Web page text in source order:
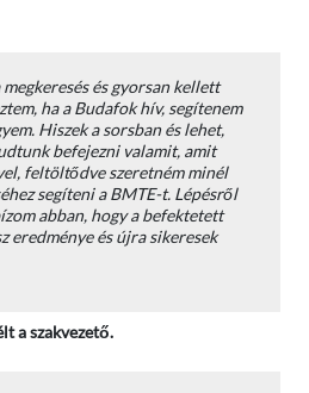
és gyorsan kellett
ha a Budafok hív, segítenem
Hiszek a sorsban és lehet,
befejezni valamit, amit
feltöltődve szeretném minél
segíteni a BMTE-t. Lépésről
abban, hogy a befektetett
eredménye és újra sikeresek
a szakvezető.